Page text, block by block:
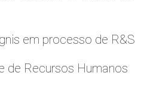
em processo de R&S
de Recursos Humanos